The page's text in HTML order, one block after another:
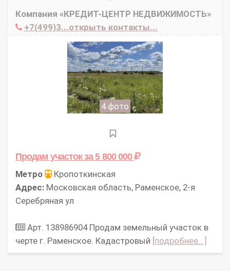
Компания «КРЕДИТ-ЦЕНТР НЕДВИЖИМОСТЬ»
+7(499)3...открыть контакты...
4 фото
Продам участокза 5 800 000
Метро
Кропоткинская
Адрес: Московская область, Раменское, 2-я
Серебряная ул
Арт. 138986904 Продам земельный участок в
черте г. Раменское. Кадастровый [подробнее...]